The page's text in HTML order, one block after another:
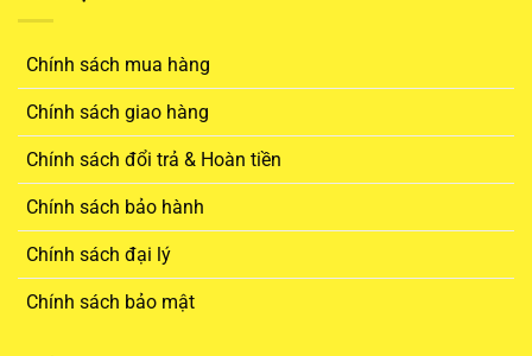
Chính sách mua hàng
Chính sách giao hàng
Chính sách đổi trả & Hoàn tiền
Chính sách bảo hành
Chính sách đại lý
Chính sách bảo mật